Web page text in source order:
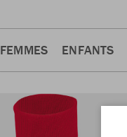
FEMMES ENFANTS